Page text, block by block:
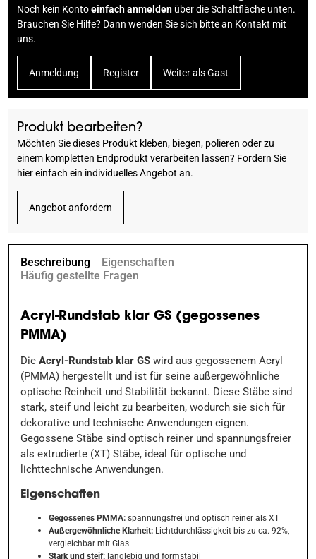
Noch kein Kontoeinfach anmelden über die Schaltfläche unten.
Brauchen Sie Hilfe? Dann wenden Sie sich bitte an Kontakt mit
uns.
Anmeldung Register Weiter als Gast
Produkt bearbeiten?
Möchten Sie dieses Produkt kleben, biegen, polieren oder zu
einem kompletten Endprodukt verarbeiten lassen? Fordern Sie
hier einfach ein individuelles Angebot an.
Angebot anfordern
Beschreibung
Eigenschaften
Häufig gestellte Fragen
Acryl-Rundstab klar GS (gegossenes
PMMA)
Die Acryl-Rundstab klar GS wird aus gegossenem Acryl
(PMMA) hergestellt und ist für seine außergewöhnliche
optische Reinheit und Stabilität bekannt. Diese Stäbe sind
stark, steif und leicht zu bearbeiten, wodurch sie sich für
dekorative und technische Anwendungen eignen.
Gegossene Stäbe sind optisch reiner und spannungsfreier
als extrudierte (XT) Stäbe, ideal für optische und
lichttechnische Anwendungen.
Eigenschaften
Gegossenes PMMA:spannungsfrei und optisch reiner als XT
Außergewöhnliche Klarheit: Lichtdurchlässigkeit bis zu ca. 92%,
vergleichbar mit Glas
Stark und steif: langlebig und formstabil